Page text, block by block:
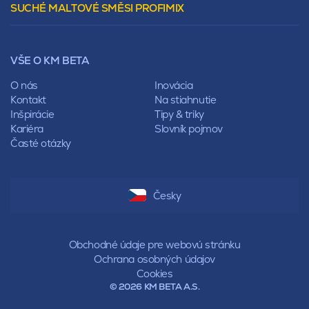
Mansardová
Pultová
Sedlová
Polovalbová
Stanová
Mansardová
Pultová
Hodonka
Preklady
Lícové murivo
Pálené zdivo Profiblok
Nosné murivo
Priečky
Vencovky
Preklady
SUCHÉ MALTOVÉ SMĚSI PROFIMIX
VŠE O KM BETA
O nás
Inovácia
Kontakt
Na stiahnutie
Inšpirácie
Tipy & triky
Kariéra
Slovník pojmov
Časté otázky
Česky
© 2026 KM BETA A.S.
Obchodné údaje pre webovú stránku
Ochrana osobných údajov
Cookies